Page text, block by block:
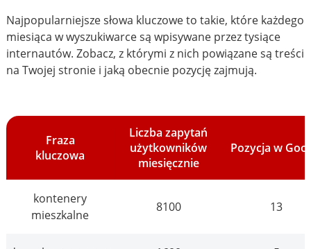
Najpopularniejsze słowa kluczowe to takie, które każdego
miesiąca w wyszukiwarce są wpisywane przez tysiące
internautów. Zobacz, z którymi z nich powiązane są treści
na Twojej stronie i jaką obecnie pozycję zajmują.
Fraza
kluczowa
Liczba zapytań
użytkowników
miesięcznie
Pozycja w
kontenery
mieszkalne
8100 13